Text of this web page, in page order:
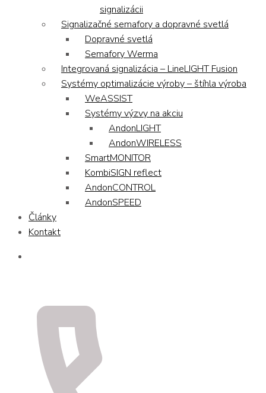
signalizácii
Signalizačné semafory a dopravné svetlá
Dopravné svetlá
Semafory Werma
Integrovaná signalizácia – LineLIGHT Fusion
Systémy optimalizácie výroby – štíhla výroba
WeASSIST
Systémy výzvy na akciu
AndonLIGHT
AndonWIRELESS
SmartMONITOR
KombiSIGN reflect
AndonCONTROL
AndonSPEED
Články
Kontakt